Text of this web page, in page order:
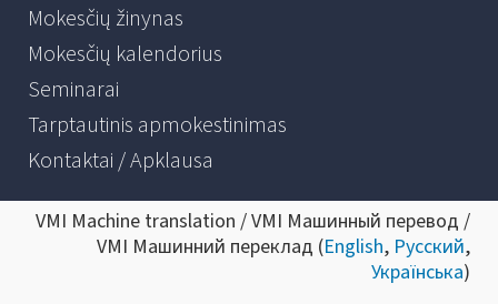
Mokesčių žinynas
Mokesčių kalendorius
Seminarai
Tarptautinis apmokestinimas
Kontaktai / Apklausa
VMI Machine translation / VMI Машинный перевод /
VMI Машинний переклад (English, Русский,
Українська)